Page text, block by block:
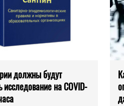
должны будут
исследование на COVID-